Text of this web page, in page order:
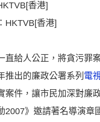
香港]
HKTVB[香港]
直給人公正，將貪污罪
推出的廉政公署系列 電
案件，讓市民加深對廉
2007》邀請著名導演章